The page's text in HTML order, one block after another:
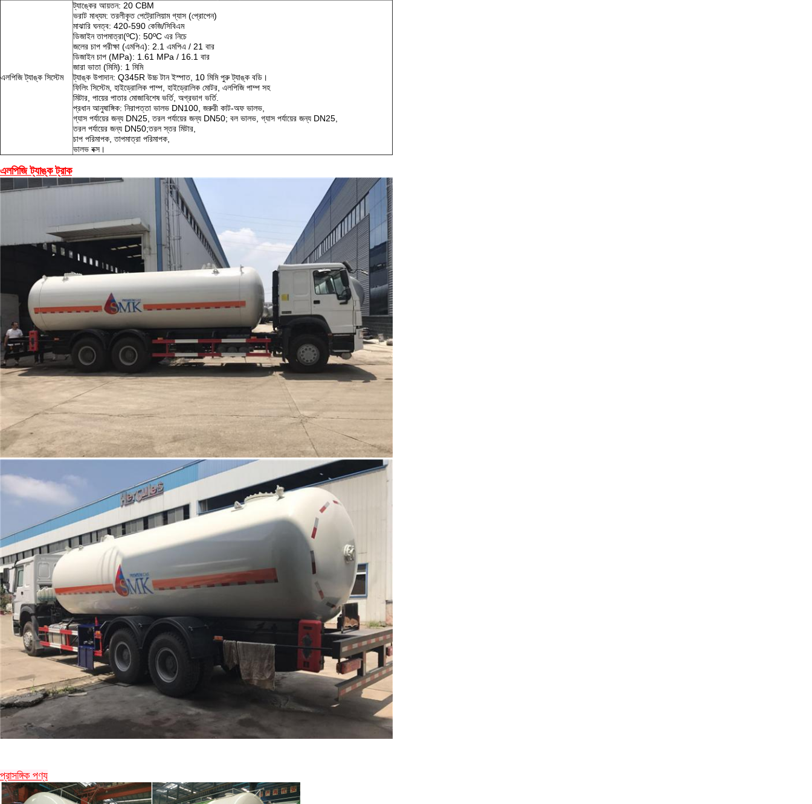
এলপিজি ট্যাঙ্ক সিস্টেম
ট্যাঙ্কের আয়তন: 20 CBM
ভরাট মাধ্যম: তরলীকৃত পেট্রোলিয়াম গ্যাস (প্রোপেন)
মাঝারি ঘনত্ব: 420-590 কেজি/সিবিএম
ডিজাইন তাপমাত্রা(ºC): 50ºC এর নিচে
জলের চাপ পরীক্ষা (এমপিএ): 2.1 এমপিএ / 21 বার
ডিজাইন চাপ (MPa): 1.61 MPa / 16.1 বার
জারা ভাতা (মিমি): 1 মিমি
ট্যাঙ্ক উপাদান: Q345R উচ্চ টান ইস্পাত, 10 মিমি পুরু ট্যাঙ্ক বডি।
ফিলিং সিস্টেম, হাইড্রোলিক পাম্প, হাইড্রোলিক মোটর, এলপিজি পাম্প সহ
মিটার, পায়ের পাতার মোজাবিশেষ ভর্তি, অগ্রভাগ ভর্তি.
প্রধান আনুষাঙ্গিক: নিরাপত্তা ভালভ DN100, জরুরী কাট-অফ ভালভ,
গ্যাস পর্যায়ের জন্য DN25, তরল পর্যায়ের জন্য DN50; বল ভালভ, গ্যাস পর্যায়ের জন্য DN25,
তরল পর্যায়ের জন্য DN50;তরল স্তর মিটার,
চাপ পরিমাপক, তাপমাত্রা পরিমাপক,
ভালভ বক্স।
এলপিজি ট্যাঙ্ক ট্রাক
প্রাসঙ্গিক পণ্য